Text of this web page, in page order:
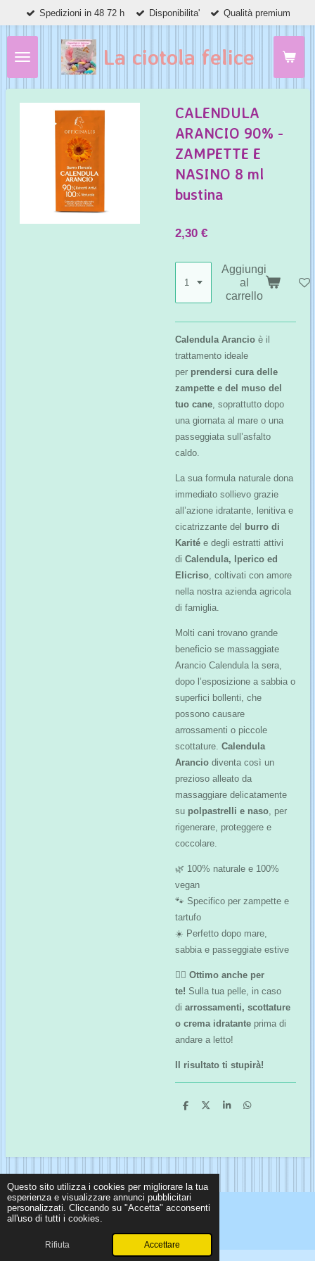
Questo sito utilizza i cookies per migliorare la tua
esperienza e visualizzare annunci pubblicitari
personalizzati. Cliccando su "Accetta" acconsenti
all'uso di tutti i cookies.
Rifiuta Accettare
principale
La ciotola felice
Spedizioni in 48 72 h Disponibilita' Qualità premium
CALENDULA
ARANCIO 90% -
ZAMPETTE E
NASINO 8 ml
bustina
2,30 €
Aggiungi
al
carrello
Calendula Arancio è il
trattamento ideale
per prendersi cura delle
zampette e del muso del
tuo cane, soprattutto dopo
una giornata al mare o una
passeggiata sull’asfalto
caldo.
La sua formula naturale dona
immediato sollievo grazie
all’azione idratante, lenitiva e
cicatrizzante del burro di
Karité e degli estratti attivi
di Calendula, Iperico ed
Elicriso, coltivati con amore
nella nostra azienda agricola
di famiglia.
Molti cani trovano grande
beneficio se massaggiate
Arancio Calendula la sera,
dopo l’esposizione a sabbia o
superfici bollenti, che
possono causare
arrossamenti o piccole
scottature. Calendula
Arancio diventa così un
prezioso alleato da
massaggiare delicatamente
su polpastrelli e naso, per
rigenerare, proteggere e
coccolare.
🌿 100% naturale e 100%
vegan
🐾 Specifico per zampette e
tartufo
☀️ Perfetto dopo mare,
sabbia e passeggiate estive
🙋‍♀️ Ottimo anche per
te! Sulla tua pelle, in caso
di arrossamenti, scottature
o crema idratante prima di
andare a letto!
Il risultato ti stupirà!
C
d
i
C
d
C
C
© 2024 - 2026 La ciotola felice